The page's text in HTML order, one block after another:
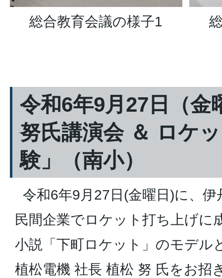
総合教育会議の様子1
令和6年9月27日（金
努氏講演会 ＆ ロケ
験」（南小）
令和6年9月27日(金曜日)に、
民間企業でロケット打ち上げに
小説「下町ロケット」のモデル
植松電機 社長 植松 努 氏をお招